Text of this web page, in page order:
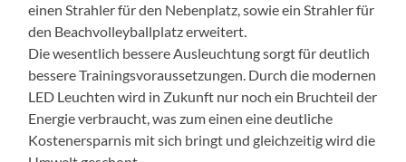
einen Strahler für den Nebenplatz, sowie ein Strahler für
den Beachvolleyballplatz erweitert.
Die wesentlich bessere Ausleuchtung sorgt für deutlich
bessere Trainingsvoraussetzungen. Durch die modernen
LED Leuchten wird in Zukunft nur noch ein Bruchteil der
Energie verbraucht, was zum einen eine deutliche
Kostenersparnis mit sich bringt und gleichzeitig wird die